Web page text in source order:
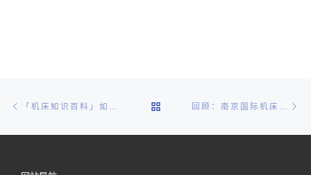
BACK TO POST LIST